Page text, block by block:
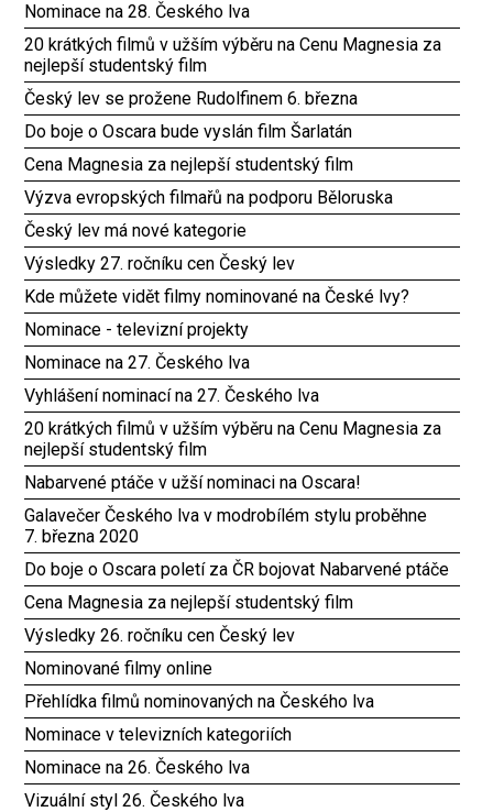
Nominace na 28. Českého lva
20 krátkých filmů v užším výběru na Cenu Magnesia za
nejlepší studentský film
Český lev se prožene Rudolfinem 6. března
Do boje o Oscara bude vyslán film Šarlatán
Cena Magnesia za nejlepší studentský film
Výzva evropských filmařů na podporu Běloruska
Český lev má nové kategorie
Výsledky 27. ročníku cen Český lev
Kde můžete vidět filmy nominované na České lvy?
Nominace - televizní projekty
Nominace na 27. Českého lva
Vyhlášení nominací na 27. Českého lva
20 krátkých filmů v užším výběru na Cenu Magnesia za
nejlepší studentský film
Nabarvené ptáče v užší nominaci na Oscara!
Galavečer Českého lva v modrobílém stylu proběhne
7. března 2020
Do boje o Oscara poletí za ČR bojovat Nabarvené ptáče
Cena Magnesia za nejlepší studentský film
Výsledky 26. ročníku cen Český lev
Nominované filmy online
Přehlídka filmů nominovaných na Českého lva
Nominace v televizních kategoriích
Nominace na 26. Českého lva
Vizuální styl 26. Českého lva